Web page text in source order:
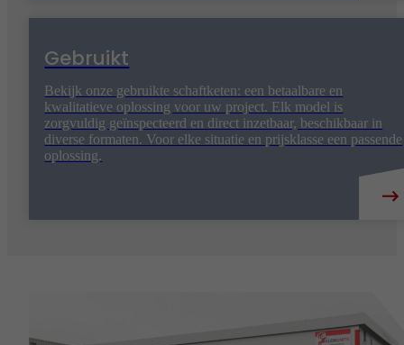
Gebruikt
Bekijk onze gebruikte schaftketen: een betaalbare en
kwalitatieve oplossing voor uw project. Elk model is
zorgvuldig geïnspecteerd en direct inzetbaar, beschikbaar in
diverse formaten. Voor elke situatie en prijsklasse een passende
oplossing.